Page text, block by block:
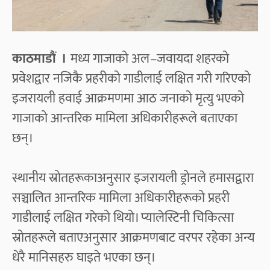
काठमाडौं । मध्य गाजाको अल–जवायदा शहरको
प्रवेशद्वार नजिकै प्रहरीको गाडीलाई लक्षित गरी गरिएको
इजरायली हवाई आक्रमणमा आठ जनाको मृत्यु भएको
गाजाको आन्तरिक मामिला अधिकारीहरूले बताएका
छन्।
स्थानीय स्रोतहरूकाअनुसार इजरायली ड्रोनले हमासद्वारा
सञ्चालित आन्तरिक मामिला अधिकारीहरूको प्रहरी
गाडीलाई लक्षित गरेको थियो। प्यालेस्टिनी चिकित्सा
स्रोतहरूले बताएअनुसार आक्रमणबाट वरपर रहेका अन्य
धेरै मानिसहरु घाइते भएका छन्।